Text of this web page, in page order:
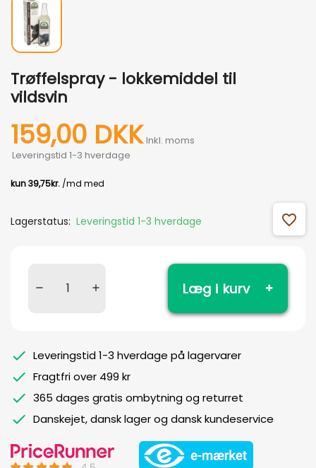
Trøffelspray - lokkemiddel til
vildsvin
159,00 DKK Inkl. moms
Leveringstid 1-3 hverdage
Lagerstatus: Leveringstid 1-3 hverdage favorite_outline
Læg i kurv
Leveringstid 1-3 hverdage på lagervarer
Fragtfri over 499 kr
365 dages gratis ombytning og returret
Danskejet, dansk lager og dansk kundeservice